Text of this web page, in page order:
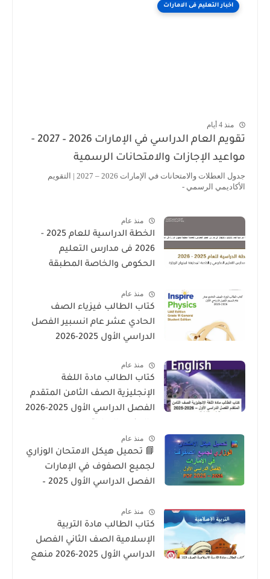
اخبار التعليم فى الامارات
منذ 4 أيام
تقويم العام الدراسي في الإمارات 2026 – 2027 -
مواعيد الإجازات والامتحانات الرسمية
جدول العطلات والامتحانات في الإمارات 2026 – 2027 | التقويم
الأكاديمي الرسمي -
منذ عام
الخطة الدراسية للعام 2025 -
2026 فى مدارس التعليم
الحكومى والخاصة المطبقة
منذ عام
كتاب الطالب فيزياء الصف
الحادي عشر عام انسبير الفصل
الدراسي الأول 2025-2026
منذ عام
كتاب الطالب مادة اللغة
الإنجليزية الصف الثامن المتقدم
الفصل الدراسي الأول 2025-2026
منذ عام
📘 تحميل هيكل الامتحان الوزاري
لجميع الصفوف في الإمارات
الفصل الدراسي الأول 2025 –
منذ عام
كتاب الطالب مادة التربية
الإسلامية الصف الثاني الفصل
الدراسي الأول 2025-2026 منهج